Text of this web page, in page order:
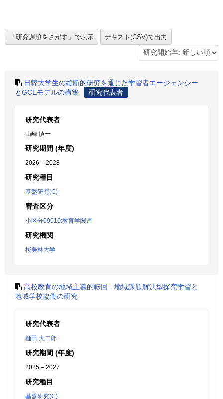
日韓大学生の縦断的研究を通じた学習者エージェンシー
とGCEモデルの構築
研究代表者
研究代表者
山崎 慎一
研究期間 (年度)
2026 – 2028
研究種目
基盤研究(C)
審査区分
小区分09010:教育学関連
研究機関
桜美林大学
高校教育の地域主義的転回：地域課題解決型探究学習と
地域学校協働の研究
研究代表者
樋田 大二郎
研究期間 (年度)
2025 – 2027
研究種目
基盤研究(C)